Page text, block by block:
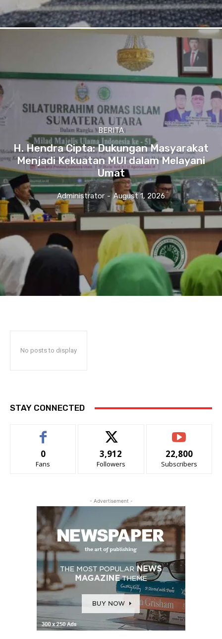
BERITA
H. Hendra Cipta: Dukungan Masyarakat
Menjadi Kekuatan MUI dalam Melayani
Umat
Administrator - August 1, 2026
No posts to display
STAY CONNECTED
0
Fans
3,912
Followers
22,800
Subscribers
- Advertisement -